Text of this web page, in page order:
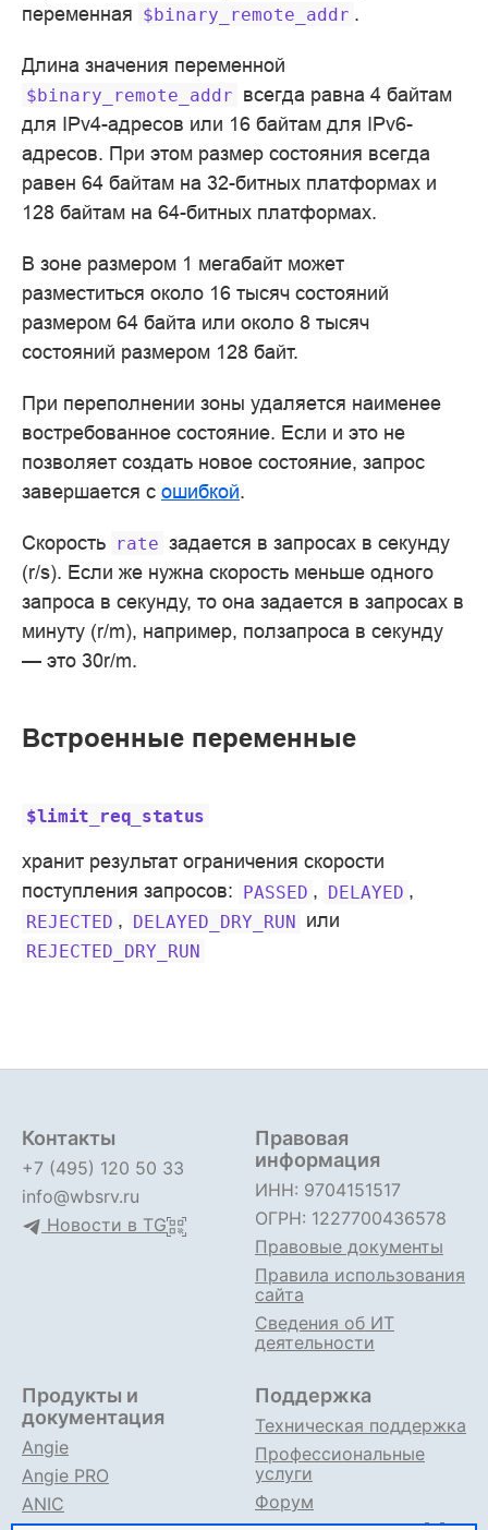
переменная $binary_remote_addr .
Длина значения переменной
$binary_remote_addr всегда равна 4 байтам
для IPv4-адресов или 16 байтам для IPv6-
адресов. При этом размер состояния всегда
равен 64 байтам на 32-битных платформах и
128 байтам на 64-битных платформах.
В зоне размером 1 мегабайт может
разместиться около 16 тысяч состояний
размером 64 байта или около 8 тысяч
состояний размером 128 байт.
При переполнении зоны удаляется наименее
востребованное состояние. Если и это не
позволяет создать новое состояние, запрос
завершается с ошибкой.
Скорость rate задается в запросах в секунду
(r/s). Если же нужна скорость меньше одного
запроса в секунду, то она задается в запросах в
минуту (r/m), например, ползапроса в секунду
— это 30r/m.
Встроенные переменные
$limit_req_status
хранит результат ограничения скорости
поступления запросов: PASSED , DELAYED ,
REJECTED , DELAYED_DRY_RUN или
REJECTED_DRY_RUN
Контакты
+7 (495) 120 50 33
info@wbsrv.ru
Новости в TG
Правовая
информация
ИНН: 9704151517
ОГРН: 1227700436578
Правовые документы
Правила использования
сайта
Сведения об ИТ
деятельности
Продукты и
документация
Angie
Angie PRO
ANIC
Поддержка
Техническая поддержка
Профессиональные
услуги
Форум